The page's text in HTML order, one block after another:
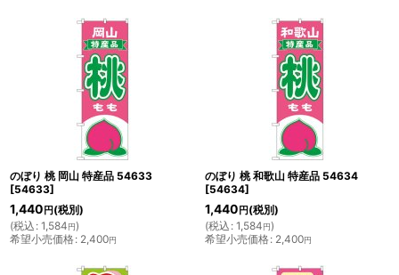
のぼり 桃 岡山 特産品 54633
[54633]
1,440 円 (税別)
(税込 : 1,584円)
希望小売価格: 2,400円
のぼり 桃 和歌山 特産品 54634
[54634]
1,440 円 (税別)
(税込 : 1,584円)
希望小売価格: 2,400円